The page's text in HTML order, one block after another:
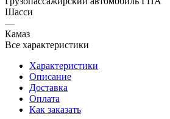
Шасси
—
Камаз
Все характеристики
Характеристики
Описание
Доставка
Оплата
Как заказать